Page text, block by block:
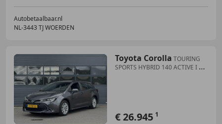
Autobetaalbaar.nl
NL-3443 TJ WOERDEN
Toyota Corolla TOURING
SPORTS HYBRID 140 ACTIVE I P-
€ 26.945 1